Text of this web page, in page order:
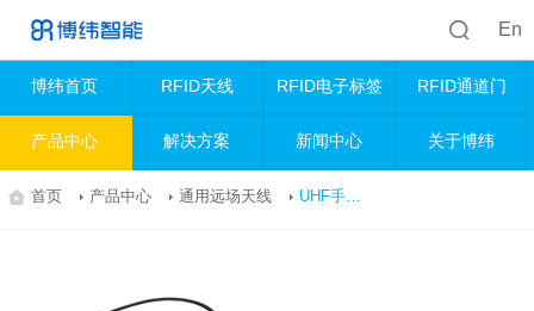
En
博纬首页 RFID天线 RFID电子标签 RFID通道门
产品中心 解决方案 新闻中心 关于博纬
首页 产品中心 通用远场天线 UHF手持机天线 2dBic圆极化陶瓷rfid天线 BRA-04